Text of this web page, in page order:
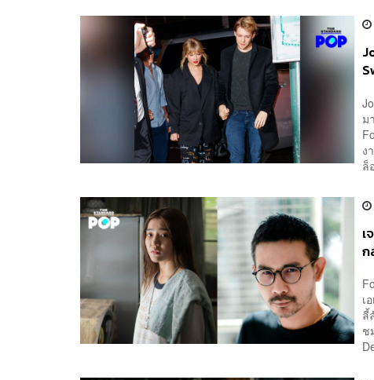
ม
ง
ล็
เ
ก
เ
ลี้
ช